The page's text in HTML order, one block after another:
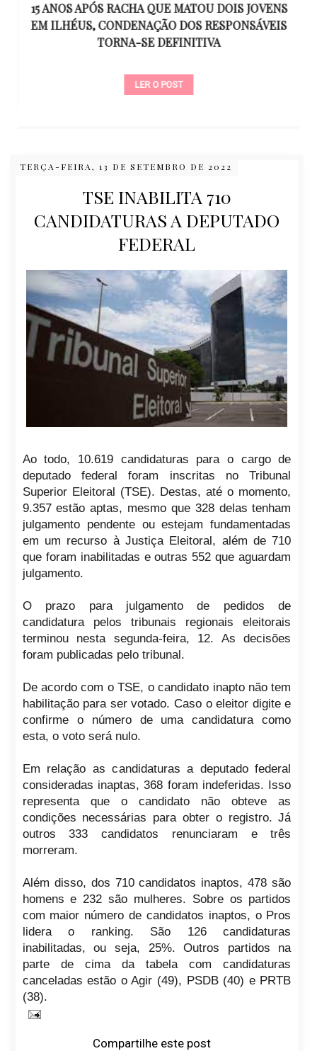
15 ANOS APÓS RACHA QUE MATOU DOIS JOVENS
EM ILHÉUS, CONDENAÇÃO DOS RESPONSÁVEIS
TORNA-SE DEFINITIVA
LER O POST
TERÇA-FEIRA, 13 DE SETEMBRO DE 2022
TSE INABILITA 710
CANDIDATURAS A DEPUTADO
FEDERAL
Ao todo, 10.619 candidaturas para o cargo de
deputado federal foram inscritas no Tribunal
Superior Eleitoral (TSE). Destas, até o momento,
9.357 estão aptas, mesmo que 328 delas tenham
julgamento pendente ou estejam fundamentadas
em um recurso à Justiça Eleitoral, além de 710
que foram inabilitadas e outras 552 que aguardam
julgamento.
O prazo para julgamento de pedidos de
candidatura pelos tribunais regionais eleitorais
terminou nesta segunda-feira, 12. As decisões
foram publicadas pelo tribunal.
De acordo com o TSE, o candidato inapto não tem
habilitação para ser votado. Caso o eleitor digite e
confirme o número de uma candidatura como
esta, o voto será nulo.
Em relação as candidaturas a deputado federal
consideradas inaptas, 368 foram indeferidas. Isso
representa que o candidato não obteve as
condições necessárias para obter o registro. Já
outros 333 candidatos renunciaram e três
morreram.
Além disso, dos 710 candidatos inaptos, 478 são
homens e 232 são mulheres. Sobre os partidos
com maior número de candidatos inaptos, o Pros
lidera o ranking. São 126 candidaturas
inabilitadas, ou seja, 25%. Outros partidos na
parte de cima da tabela com candidaturas
canceladas estão o Agir (49), PSDB (40) e PRTB
(38).
Compartilhe este post